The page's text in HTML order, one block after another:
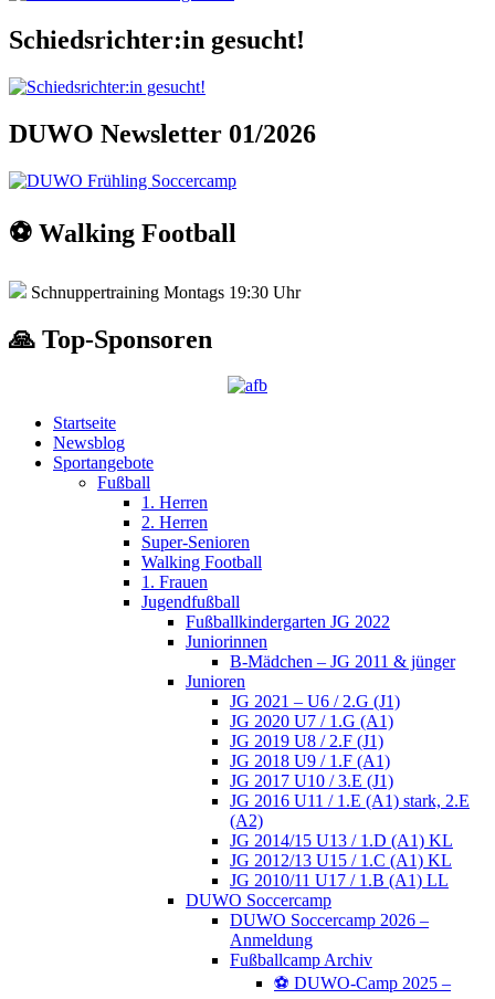
Schiedsrichter:in gesucht!
DUWO Newsletter 01/2026
⚽️ Walking Football
Schnuppertraining Montags 19:30 Uhr
🙏 Top-Sponsoren
Startseite
Newsblog
Sportangebote
Fußball
1. Herren
2. Herren
Super-Senioren
Walking Football
1. Frauen
Jugendfußball
Fußballkindergarten JG 2022
Juniorinnen
B-Mädchen – JG 2011 & jünger
Junioren
JG 2021 – U6 / 2.G (J1)
JG 2020 U7 / 1.G (A1)
JG 2019 U8 / 2.F (J1)
JG 2018 U9 / 1.F (A1)
JG 2017 U10 / 3.E (J1)
JG 2016 U11 / 1.E (A1) stark, 2.E
(A2)
JG 2014/15 U13 / 1.D (A1) KL
JG 2012/13 U15 / 1.C (A1) KL
JG 2010/11 U17 / 1.B (A1) LL
DUWO Soccercamp
DUWO Soccercamp 2026 –
Anmeldung
Fußballcamp Archiv
⚽️ DUWO-Camp 2025 –